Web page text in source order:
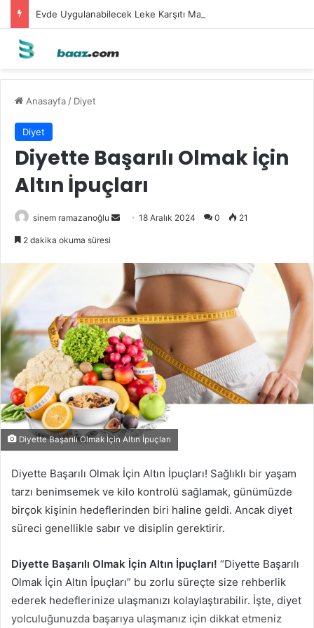
Evde Uygulanabilecek Leke Karşıtı Maskeler
Anasayfa / Diyet
Diyet
Diyette Başarılı Olmak İçin
Altın İpuçları
sinem ramazanoğlu
Bir
göndermek
18 Aralık 2024 0 21
2 dakika okuma süresi
Diyette Başarılı Olmak İçin Altın İpuçları
Diyette Başarılı Olmak İçin Altın İpuçları! Sağlıklı bir yaşam
tarzı benimsemek ve kilo kontrolü sağlamak, günümüzde
birçok kişinin hedeflerinden biri haline geldi. Ancak diyet
süreci genellikle sabır ve disiplin gerektirir.
Diyette Başarılı Olmak İçin Altın İpuçları! “Diyette Başarılı
Olmak İçin Altın İpuçları” bu zorlu süreçte size rehberlik
ederek hedeflerinize ulaşmanızı kolaylaştırabilir. İşte, diyet
yolculuğunuzda başarıya ulaşmanız için dikkat etmeniz